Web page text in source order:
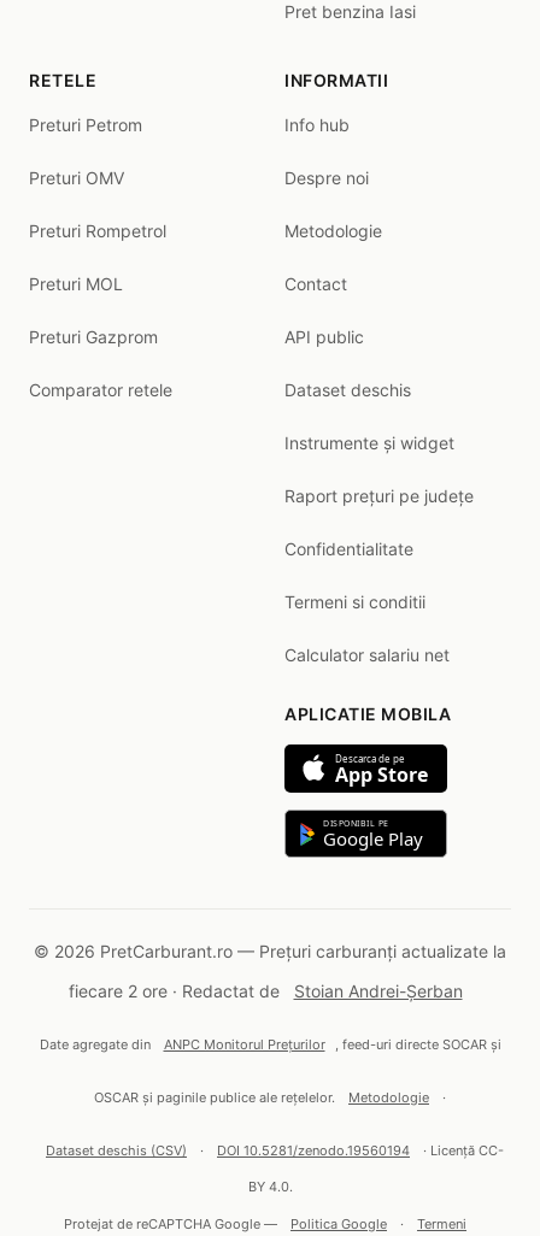
Pret benzina Iasi
RETELE
Preturi Petrom
Preturi OMV
Preturi Rompetrol
Preturi MOL
Preturi Gazprom
Comparator retele
INFORMATII
Info hub
Despre noi
Metodologie
Contact
API public
Dataset deschis
Instrumente și widget
Raport prețuri pe județe
Confidentialitate
Termeni si conditii
Calculator salariu net
APLICATIE MOBILA
Descarca de pe
App Store
DISPONIBIL PE
Google Play
© 2026 PretCarburant.ro — Prețuri carburanți actualizate la
fiecare 2 ore · Redactat de
Stoian Andrei-Șerban
Date agregate din ANPC Monitorul Prețurilor , feed-uri directe SOCAR și
OSCAR și paginile publice ale rețelelor. Metodologie ·
Dataset deschis (CSV) · DOI 10.5281/zenodo.19560194 · Licență CC-
BY 4.0.
Protejat de reCAPTCHA Google — Politica Google · Termeni